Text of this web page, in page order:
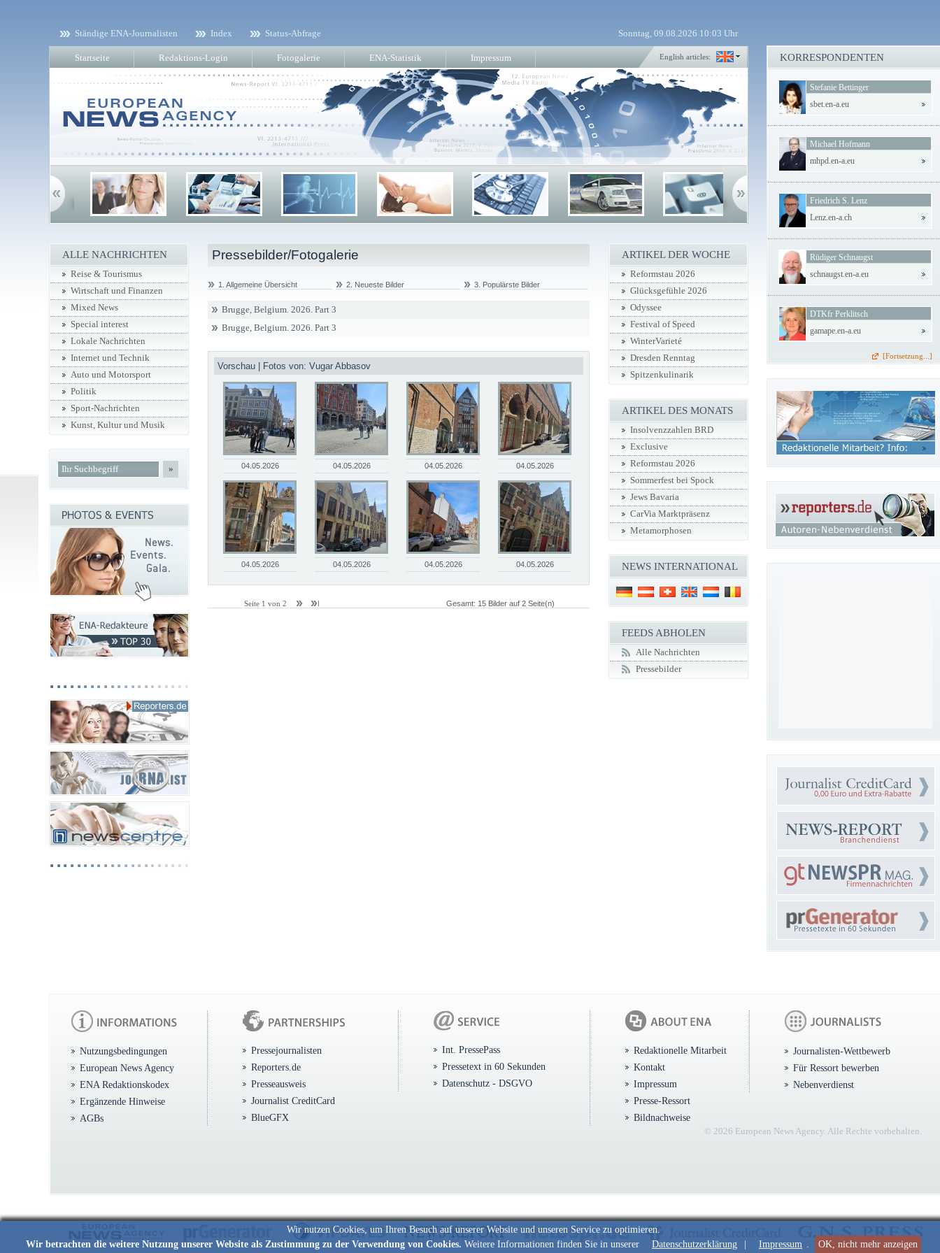
Wir nutzen Cookies, um Ihren Besuch auf unserer Website und unseren Service zu optimieren.
Wir betrachten die weitere Nutzung unserer Website als Zustimmung zu der Verwendung von Cookies. Weitere Informationen finden Sie in unserer Datenschutzerklärung Impressum . OK, nicht mehr anzeigen
Ständige ENA-Journalisten Index Status-Abfrage Sonntag, 09.08.2026 10:03 Uhr
Startseite Redaktions-Login Fotogalerie ENA-Statistik Impressum English articles:
Pressebilder/Fotogalerie
1. Allgemeine Übersicht 2. Neueste Bilder 3. Populärste Bilder
Brugge, Belgium. 2026. Part 3
Brugge, Belgium. 2026. Part 3
Vorschau | Fotos von: Vugar Abbasov
04.05.2026 04.05.2026 04.05.2026 04.05.2026
04.05.2026 04.05.2026 04.05.2026 04.05.2026
Seite 1 von 2 Gesamt: 15 Bilder auf 2 Seite(n)
ALLE NACHRICHTEN
Reise & Tourismus
Wirtschaft und Finanzen
Mixed News
Special interest
Lokale Nachrichten
Internet und Technik
Auto und Motorsport
Politik
Sport-Nachrichten
Kunst, Kultur und Musik
»
ARTIKEL DER WOCHE
Reformstau 2026
Glücksgefühle 2026
Odyssee
Festival of Speed
WinterVarieté
Dresden Renntag
Spitzenkulinarik
ARTIKEL DES MONATS
Insolvenzzahlen BRD
Exclusive
Reformstau 2026
Sommerfest bei Spock
Jews Bavaria
CarVia Marktpräsenz
Metamorphosen
NEWS INTERNATIONAL
FEEDS ABHOLEN
Alle Nachrichten
Pressebilder
KORRESPONDENTEN
Stefanie Bettinger
sbet.en-a.eu
Michael Hofmann
mhpd.en-a.eu
Friedrich S. Lenz
Lenz.en-a.ch
Rüdiger Schnaugst
schnaugst.en-a.eu
DTKfr Perklitsch
gamape.en-a.eu
[Fortsetzung...]
Nutzungsbedingungen
European News Agency
ENA Redaktionskodex
Ergänzende Hinweise
AGBs
Pressejournalisten
Reporters.de
Presseausweis
Journalist CreditCard
BlueGFX
Int. PressePass
Pressetext in 60 Sekunden
Datenschutz - DSGVO
Redaktionelle Mitarbeit
Kontakt
Impressum
Presse-Ressort
Bildnachweise
Journalisten-Wettbewerb
Für Ressort bewerben
Nebenverdienst
© 2026 European News Agency. Alle Rechte vorbehalten.